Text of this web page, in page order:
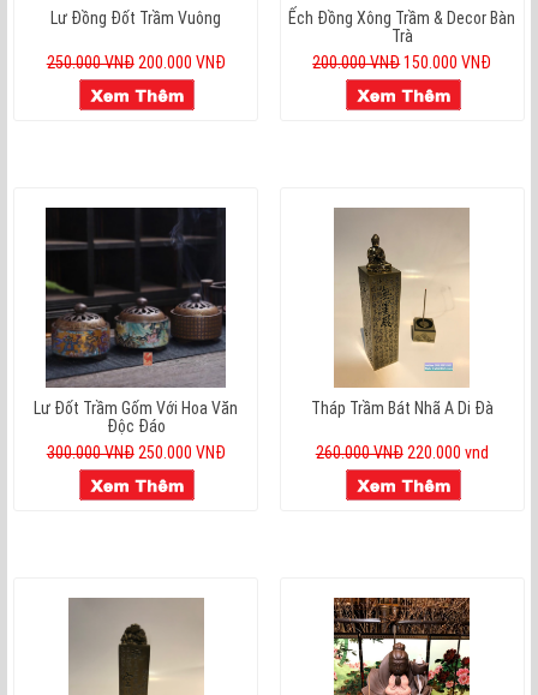
Lư Đồng Đốt Trầm Vuông
250.000 VNĐ 200.000 VNĐ
Ếch Đồng Xông Trầm & Decor Bàn
Trà
200.000 VNĐ150.000 VNĐ
Lư Đốt Trầm Gốm Với Hoa Văn
Độc Đáo
300.000 VNĐ 250.000 VNĐ
Tháp Trầm Bát Nhã A Di Đà
260.000 VNĐ 220.000 vnd